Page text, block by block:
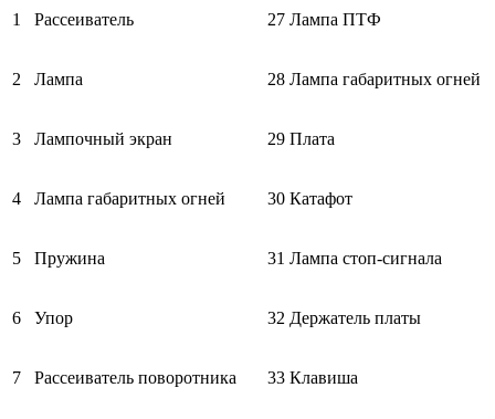
1 Рассеиватель 27 Лампа ПТФ
2 Лампа 28 Лампа габаритных огней
3 Лампочный экран 29 Плата
4 Лампа габаритных огней 30 Катафот
5 Пружина 31 Лампа стоп-сигнала
6 Упор 32 Держатель платы
7 Рассеиватель поворотника 33 Клавиша